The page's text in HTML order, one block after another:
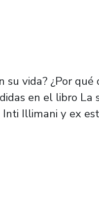
vida? ¿Por qué
en el libro La
Inti Illimani y ex